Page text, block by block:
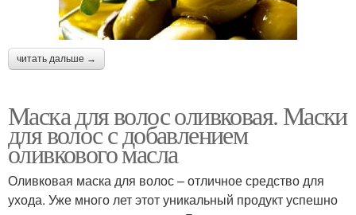
читать дальше →
Маска для волос оливковая. Маски
для волос с добавлением
оливкового масла
Оливковая маска для волос – отличное средство для
ухода. Уже много лет этот уникальный продукт успешно